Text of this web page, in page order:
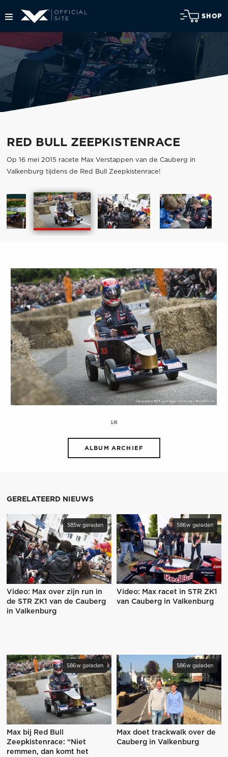
SHOP
RED BULL ZEEPKISTENRACE
Op 16 mei 2015 racete Max Verstappen van de Cauberg in
Valkenburg tijdens de Red Bull Zeepkistenrace!
1/6
ALBUM ARCHIEF
GERELATEERD NIEUWS
585w geleden
Video: Max over zijn run in
de STR ZK1 van de Cauberg
in Valkenburg
586w geleden
Video: Max racet in STR ZK1
van Cauberg in Valkenburg
586w geleden
Max bij Red Bull
Zeepkistenrace: “Niet
remmen, dan komt het
586w geleden
Max doet trackwalk over de
Cauberg in Valkenburg